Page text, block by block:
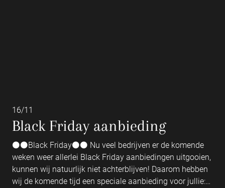
16/11
Black Friday aanbieding
⚫️⚫️Black Friday⚫️⚫️ Nu veel bedrijven er de komende
weken weer allerlei Black Friday aanbiedingen uitgooien,
kunnen wij natuurlijk niet achterblijven! Daarom hebben
wij de komende tijd een speciale aanbieding voor jullie: